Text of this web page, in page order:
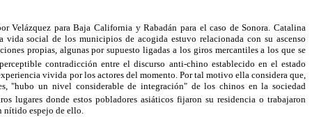
Velázquez para Baja California y Rabadán para el caso de Sonora. Catalina
social de los municipios de acogida estuvo relacionada con su ascenso
propias, algunas por supuesto ligadas a los giros mercantiles a los que se
contradicción entre el discurso anti-chino establecido en el estado
vivida por los actores del momento. Por tal motivo ella considera que,
"hubo un nivel considerable de integración" de los chinos en la sociedad
lugares donde estos pobladores asiáticos fijaron su residencia o trabajaron
nítido espejo de ello.